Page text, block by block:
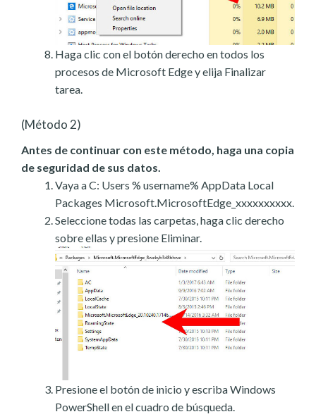
Haga clic con el botón derecho en todos los
procesos de Microsoft Edge y elija Finalizar
tarea.
(Método 2)
Antes de continuar con este método, haga una copia
de seguridad de sus datos.
Vaya a C: Users % username% AppData Local
Packages Microsoft.MicrosoftEdge_xxxxxxxxxx.
Seleccione todas las carpetas, haga clic derecho
sobre ellas y presione Eliminar.
Presione el botón de inicio y escriba Windows
PowerShell en el cuadro de búsqueda.